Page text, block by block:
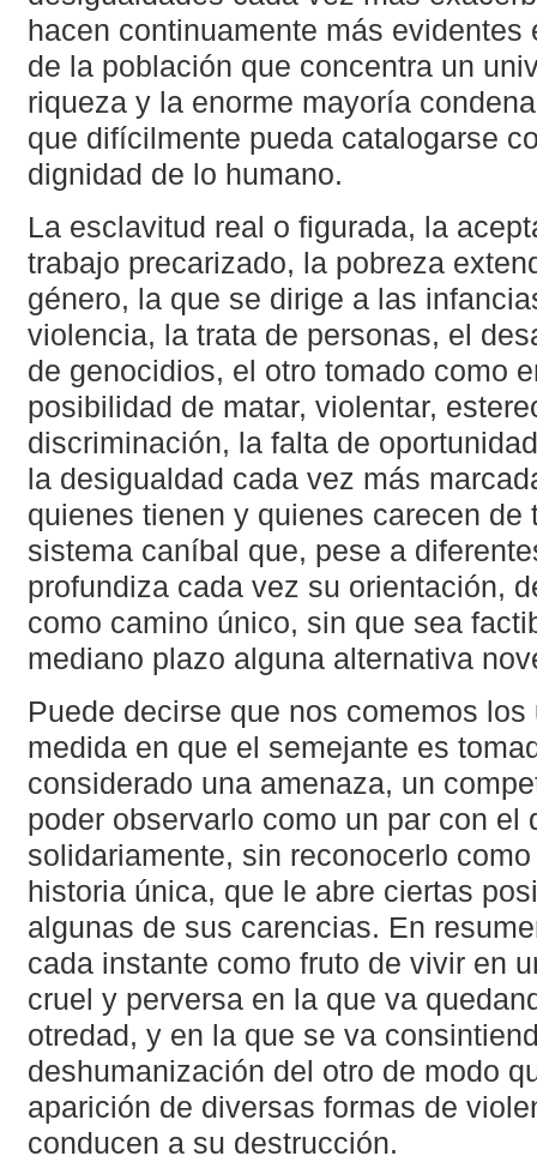
hacen continuamente más
de la población que concentra un
riqueza y la enorme mayoría
que difícilmente pueda catalogarse
dignidad de lo humano.
La esclavitud real o figurada, la
trabajo precarizado, la pobreza
género, la que se dirige a las
violencia, la trata de personas, el
de genocidios, el otro tomado como
posibilidad de matar, violentar,
discriminación, la falta de
la desigualdad cada vez más
quienes tienen y quienes carecen
sistema caníbal que, pese a
profundiza cada vez su orientación,
como camino único, sin que sea
mediano plazo alguna alternativa
Puede decirse que nos comemos
medida en que el semejante es
considerado una amenaza, un
poder observarlo como un par con el
solidariamente, sin reconocerlo
historia única, que le abre ciertas
algunas de sus carencias. En
cada instante como fruto de vivir en
cruel y perversa en la que va
otredad, y en la que se va
deshumanización del otro de modo
aparición de diversas formas de
conducen a su destrucción.